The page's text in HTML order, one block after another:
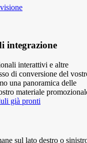
integrazione
interattivi e altre
di conversione del
una panoramica delle
materiale
già pronti
sul lato destro o